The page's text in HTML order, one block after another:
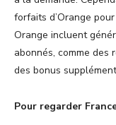
forfaits d’Orange
Orange incluent
abonnés, comme des
des bonus
Pour regarder